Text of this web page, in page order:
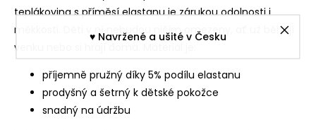
♥︎ Navržené a ušité v Česku
teplákovina s příměsí elastanu je zárukou odolnosti i
měkkosti. Děti v ní nebudou ničím omezeny, ať už běhají
venku nebo si hrají doma. Materiál je:
příjemně pružný díky 5% podílu elastanu
prodyšný a šetrný k dětské pokožce
snadný na údržbu